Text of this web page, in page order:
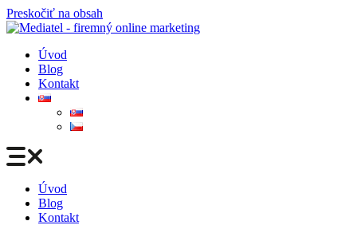
Preskočiť na obsah
Úvod
Blog
Kontakt
Úvod
Blog
Kontakt